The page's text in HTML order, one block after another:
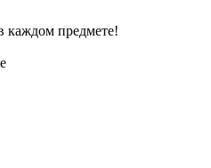
каждом предмете!